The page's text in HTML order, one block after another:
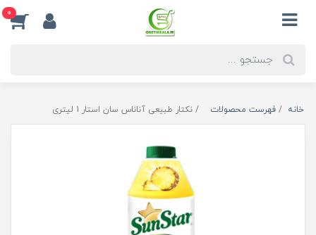
0
خانه فهرست محصولات نکتار طبیعی آناناس سان استار 1 لیتری